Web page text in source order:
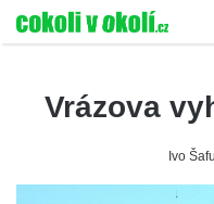
Vrázova
Ivo